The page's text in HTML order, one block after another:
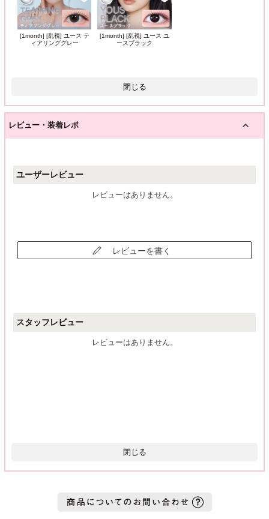
[1month] [乱視] ユース テ
ィアリンググレー
[1month] [乱視] ユース ユ
ースブラック
閉じる
レビュー・装着レポ
ユーザーレビュー
レビューはありません。
レビューを書く
スタッフレビュー
レビューはありません。
閉じる